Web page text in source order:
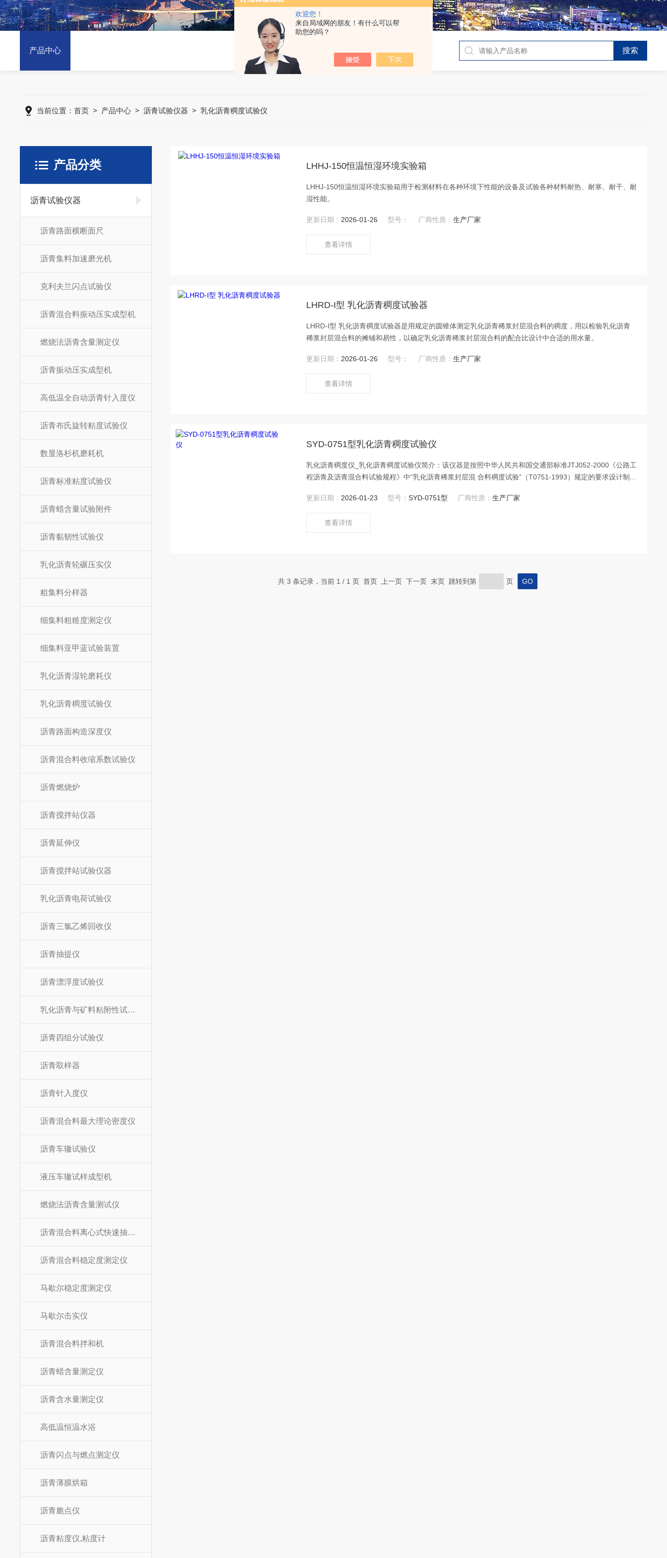
欢迎您！
来自局域网的朋友！有什么可以帮
助您的吗？
产品中心
当前位置：首页 > 产品中心 >沥青试验仪器 >乳化沥青稠度试验仪
产品分类
沥青试验仪器
沥青路面横断面尺
沥青集料加速磨光机
克利夫兰闪点试验仪
沥青混合料振动压实成型机
燃烧法沥青含量测定仪
沥青振动压实成型机
高低温全自动沥青针入度仪
沥青布氏旋转粘度试验仪
数显洛杉机磨耗机
沥青标准粘度试验仪
沥青蜡含量试验附件
沥青黏韧性试验仪
乳化沥青轮碾压实仪
粗集料分样器
细集料粗糙度测定仪
细集料亚甲蓝试验装置
乳化沥青湿轮磨耗仪
乳化沥青稠度试验仪
沥青路面构造深度仪
沥青混合料收缩系数试验仪
沥青燃烧炉
沥青搅拌站仪器
沥青延伸仪
沥青搅拌站试验仪器
乳化沥青电荷试验仪
沥青三氯乙烯回收仪
沥青抽提仪
沥青漂浮度试验仪
乳化沥青与矿料粘附性试验器
沥青四组分试验仪
沥青取样器
沥青针入度仪
沥青混合料最大理论密度仪
沥青车辙试验仪
液压车辙试样成型机
燃烧法沥青含量测试仪
沥青混合料离心式快速抽提仪
沥青混合料稳定度测定仪
马歇尔稳定度测定仪
马歇尔击实仪
沥青混合料拌和机
沥青蜡含量测定仪
沥青含水量测定仪
高低温恒温水浴
沥青闪点与燃点测定仪
沥青薄膜烘箱
沥青脆点仪
沥青粘度仪,粘度计
LHHJ-150恒温恒湿环境实验箱
LHHJ-150恒温恒湿环境实验箱用于检测材料在各种环境下性能的设备及试验各种材料耐热、耐寒、耐干、耐
湿性能。
更新日期： 2026-01-26 型号： 厂商性质：生产厂家
查看详情
LHRD-I型 乳化沥青稠度试验器
LHRD-I型 乳化沥青稠度试验器是用规定的圆锥体测定乳化沥青稀浆封层混合料的稠度，用以检验乳化沥青
稀浆封层混合料的摊铺和易性，以确定乳化沥青稀浆封层混合料的配合比设计中合适的用水量。
更新日期： 2026-01-26 型号： 厂商性质：生产厂家
查看详情
SYD-0751型乳化沥青稠度试验仪
乳化沥青稠度仪_乳化沥青稠度试验仪简介：该仪器是按照中华人民共和国交通部标准JTJ052-2000《公路工
程沥青及沥青混合料试验规程》中“乳化沥青稀浆封层混 合料稠度试验”（T0751-1993）规定的要求设计制造
摊铺和易性，进而确定乳化沥青稀浆封层混合料的配合比设计中合适的含水量。
更新日期： 2026-01-23 型号：SYD-0751型 厂商性质：生产厂家
查看详情
共 3 条记录，当前 1 / 1 页 首页 上一页 下一页 末页 跳转到第 页